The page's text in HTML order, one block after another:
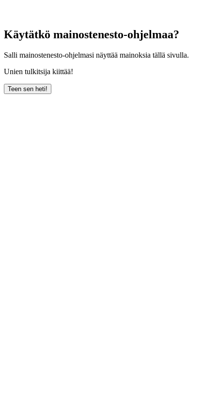
Käytätkö mainostenesto-ohjelmaa?
Salli mainostenesto-ohjelmasi näyttää mainoksia tällä sivulla.
Unien tulkitsija kiittää!
Teen sen heti!